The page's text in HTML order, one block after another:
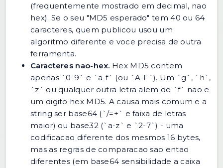
(frequentemente mostrado em decimal, nao
hex). Se o seu "MD5 esperado" tem 40 ou 64
caracteres, quem publicou usou um
algoritmo diferente e voce precisa de outra
ferramenta.
Caracteres nao-hex. Hex MD5 contem
apenas `0-9` e `a-f` (ou `A-F`). Um `g`, `h`,
`z` ou qualquer outra letra alem de `f` nao e
um digito hex MD5. A causa mais comum e a
string ser base64 (`/=+` e faixa de letras
maior) ou base32 (`a-z` e `2-7`) - uma
codificacao diferente dos mesmos 16 bytes,
mas as regras de comparacao sao entao
diferentes (em base64 sensibilidade a caixa